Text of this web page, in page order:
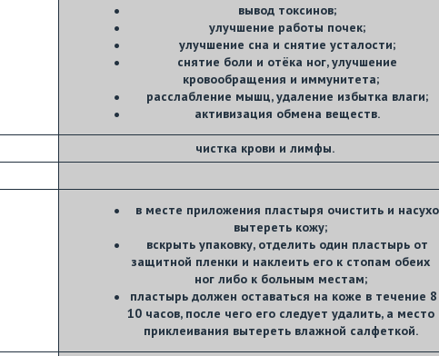
вывод токсинов;
улучшение работы почек;
улучшение сна и снятие усталости;
снятие боли и отёка ног, улучшение
кровообращения и иммунитета;
расслабление мышц, удаление избытка влаги;
активизация обмена веществ.
чистка крови и лимфы.
в месте приложения пластыря очистить и насухо
вытереть кожу;
вскрыть упаковку, отделить один пластырь от
защитной пленки и наклеить его к стопам обеих
ног либо к больным местам;
пластырь должен оставаться на коже в течение
10 часов, после чего его следует удалить, а место
приклеивания вытереть влажной салфеткой.